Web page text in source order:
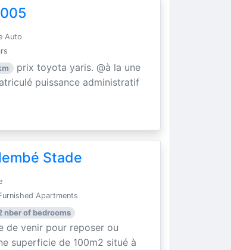
Auto
prix toyota yaris. @à la une
puissance administratif
Stade
Apartments
nber of bedrooms
de venir pour reposer ou
superficie de 100m2 situé à